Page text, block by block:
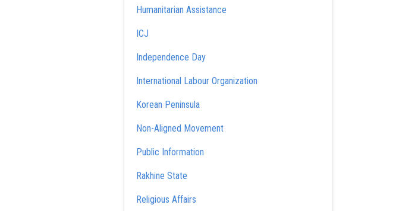
Humanitarian Assistance
ICJ
Independence Day
International Labour Organization
Korean Peninsula
Non-Aligned Movement
Public Information
Rakhine State
Religious Affairs